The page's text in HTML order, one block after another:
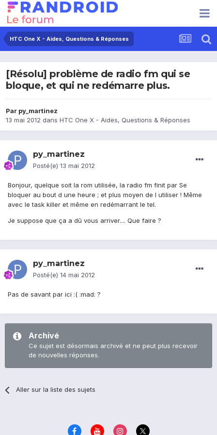
HTC One X - Aides, Questions & Réponses
[Résolu] problème de radio fm qui se
bloque, et qui ne redémarre plus.
Par py_martinez
13 mai 2012 dans HTC One X - Aides, Questions & Réponses
py_martinez
Posté(e) 13 mai 2012
Bonjour, quelque soit la rom utilisée, la radio fm finit par Se
bloquer au bout d une heure ; et plus moyen de l utiliser ! Même
avec le task killer et même en redémarrant le tel.
Je suppose que ça a dû vous arriver.... Que faire ?
py_martinez
Posté(e) 14 mai 2012
Pas de savant par ici :( :mad: ?
Archivé
Ce sujet est désormais archivé et ne peut plus recevoir
de nouvelles réponses.
Aller sur la liste des sujets